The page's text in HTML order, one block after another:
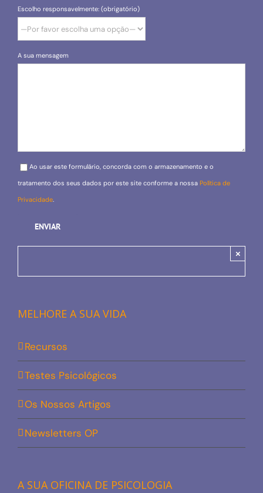
Escolho responsavelmente: (obrigatório)
A sua mensagem
Please leave this field empty.
Ao usar este formulário, concorda com o armazenamento e o
tratamento dos seus dados por este site conforme a nossa Política de
Privacidade.
×
MELHORE A SUA VIDA
Recursos
Testes Psicológicos
Os Nossos Artigos
Newsletters OP
A SUA OFICINA DE PSICOLOGIA